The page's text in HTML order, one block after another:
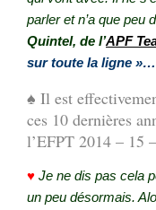
parler et n’a que peu
Quintel, de l’APF
sur toute la ligne »…
♠ Il est
ces 10 dernières
l’EFPT 2014 – 15
♥ Je ne dis pas cela
un peu désormais.